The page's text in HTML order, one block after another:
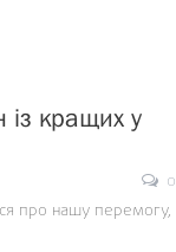
із кращих у
0
про нашу перемогу,